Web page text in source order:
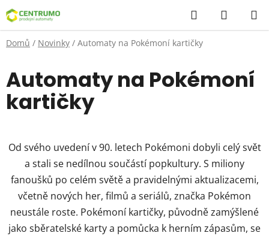
Přejít
na
obsah
Hledat
KOŠÍK
Domů / Novinky / Automaty na Pokémoní kartičky
Automaty na Pokémoní
kartičky
Od svého uvedení v 90. letech Pokémoni dobyli celý svět
a stali se nedílnou součástí popkultury. S miliony
fanoušků po celém světě a pravidelnými aktualizacemi,
včetně nových her, filmů a seriálů, značka Pokémon
neustále roste. Pokémoní kartičky, původně zamýšlené
jako sběratelské karty a pomůcka k herním zápasům, se